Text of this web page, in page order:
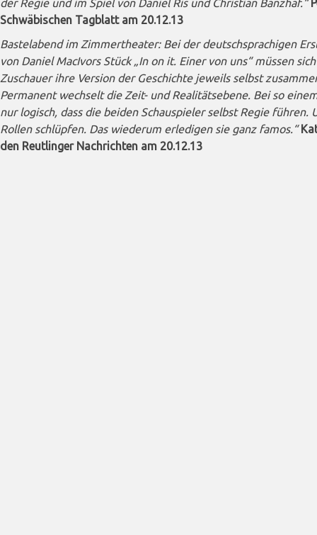
der Regie und im Spiel von Daniel Ris und Christian Banzhaf.“
Schwäbischen Tagblatt am 20.12.13
Bastelabend im Zimmertheater: Bei der deutschsprachigen
von Daniel MacIvors Stück „In on it. Einer von uns“ müssen
Zuschauer ihre Version der Geschichte jeweils selbst
Permanent wechselt die Zeit- und Realitätsebene. Bei so
nur logisch, dass die beiden Schauspieler selbst Regie führen.
Rollen schlüpfen. Das wiederum erledigen sie ganz famos.“
den Reutlinger Nachrichten am 20.12.13